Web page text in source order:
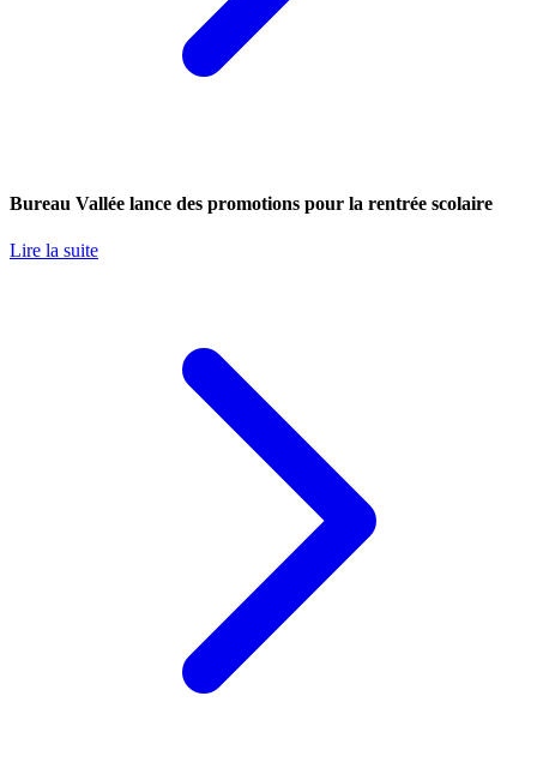
Bureau Vallée lance des promotions pour la rentrée scolaire
Lire la suite